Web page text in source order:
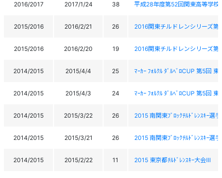
2016/2017 2017/1/24 38 平成28年度第52回関東高等学校
2015/2016 2016/2/21 26 2016関東チルドレンシリーズ第
2015/2016 2016/2/20 19 2016関東チルドレンシリーズ第
2014/2015 2015/4/4 25 ﾏｰｶｰ ﾌｫﾙｸﾙ ﾀﾞﾙﾍﾞﾛCUP 第5回
2014/2015 2015/4/3 24 ﾏｰｶｰ ﾌｫﾙｸﾙ ﾀﾞﾙﾍﾞﾛCUP 第5回
2014/2015 2015/3/22 26 2015 南関東ﾌﾞﾛｯｸﾁﾙﾄﾞﾚﾝｽｷｰ選
2014/2015 2015/3/21 26 2015 南関東ﾌﾞﾛｯｸﾁﾙﾄﾞﾚﾝｽｷｰ選
2014/2015 2015/2/22 11 2015 東京都ﾁﾙﾄﾞﾚﾝｽｷｰ大会Ⅲ